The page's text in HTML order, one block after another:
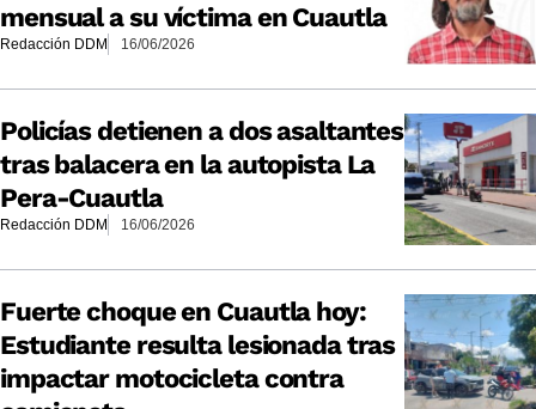
mensual a su víctima en Cuautla
Redacción DDM 16/06/2026
Policías detienen a dos asaltantes
tras balacera en la autopista La
Pera-Cuautla
Redacción DDM 16/06/2026
Fuerte choque en Cuautla hoy:
Estudiante resulta lesionada tras
impactar motocicleta contra